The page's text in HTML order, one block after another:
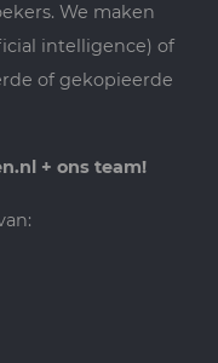
We maken
intelligence) of
of gekopieerde
+ ons team!